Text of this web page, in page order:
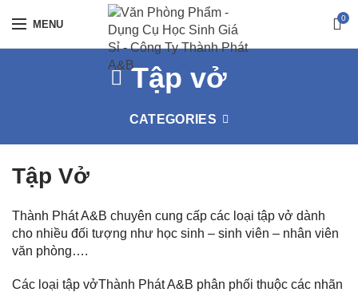
MENU 0
Tập vở
CATEGORIES
Tập Vở
Thành Phát A&B chuyên cung cấp các loại tập vở dành
cho nhiều đối tượng như học sinh – sinh viên – nhân viên
văn phòng….
Các loại tập vởThành Phát A&B phân phối thuộc các nhãn